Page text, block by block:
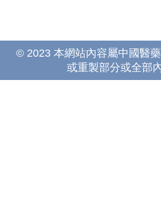
© 2023 本網站內容屬中國醫
或重製部分或全部